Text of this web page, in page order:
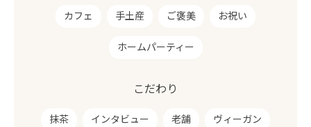
カフェ 手土産 ご褒美 お祝い
ホームパーティー
こだわり
抹茶 インタビュー 老舗 ヴィーガン